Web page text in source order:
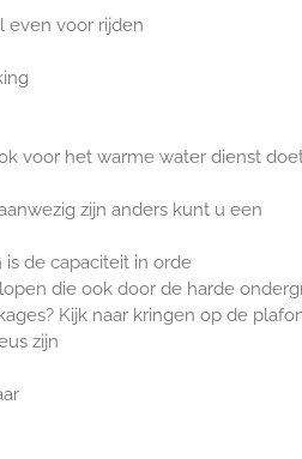
even voor rijden
voor het warme water dienst
zijn anders kunt u een
de capaciteit in orde
die ook door de harde
Kijk naar kringen op de
zijn